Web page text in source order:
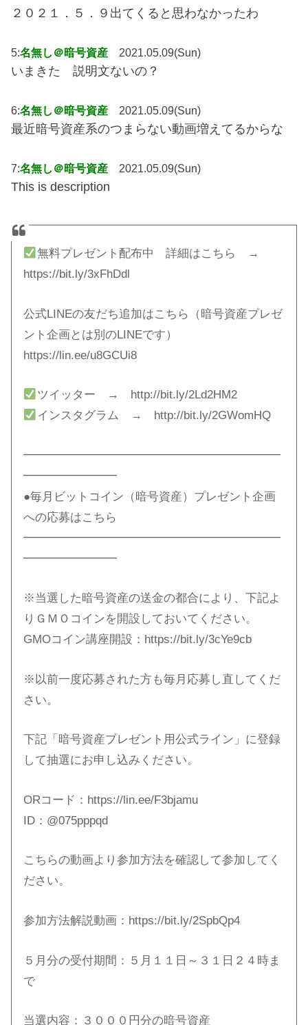
２０２１．５．９出てくると思わなかったわ
5:名無し＠暗号資産 2021.05.09(Sun)
いまきた 説明文ないの？
6:名無し＠暗号資産 2021.05.09(Sun)
最近暗号資産系のつまらない動画増えてるからな
7:名無し＠暗号資産 2021.05.09(Sun)
This is description
無料プレゼント配布中 詳細はこちら →
https://bit.ly/3xFhDdl
公式LINEの友だち追加はこちら（暗号資産プレゼ
ント企画とは別のLINEです）
https://lin.ee/u8GCUi8
ツイッター → http://bit.ly/2Ld2HM2​
インスタグラム → http://bit.ly/2GWomHQ​
━━━━━━━━━━━━━━━━━━━━━━
━━━━━━━━
●毎月ビットコイン（暗号資産）プレゼント企画
への応募はこちら
━━━━━━━━━━━━━━━━━━━━━━
━━━━━━━━
※当選した暗号資産の送金の都合により、下記よ
りＧＭＯコインを開設しておいてください。
GMOコイン講座開設：https://bit.ly/3cYe9cb​
※以前一度応募された方も毎月応募し直してくだ
さい。
下記「暗号資産プレゼント用公式ライン」に登録
して抽選にお申し込みください。
ORコード：https://lin.ee/F3bjamu​
ID：@075pppqd
こちらの動画より参加方法を確認して参加してく
ださい。
参加方法解説動画：https://bit.ly/2SpbQp4​
５月分の受付期間：５月１１日～３１日２４時ま
で
当選内容：３０００円分の暗号資産